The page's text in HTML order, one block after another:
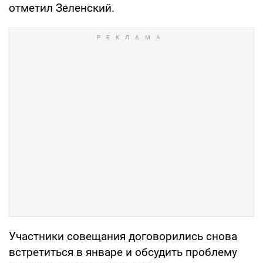
отметил Зеленский.
Участники совещания договорились снова
встретиться в январе и обсудить проблему